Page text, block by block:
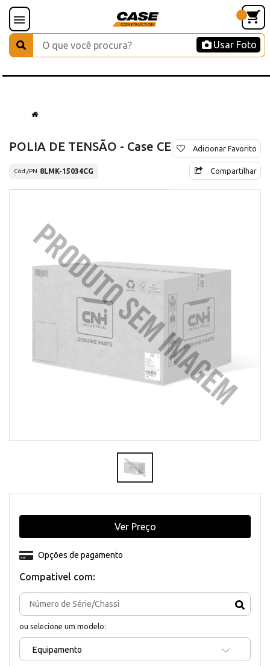
Usar Foto
POLIA DE TENSÃO - Case CE
Cód./PN 8LMK-15034CG
Adicionar Favorito
Compartilhar
Compativel com:
ou selecione um modelo:
Equipamento
Opções de pagamento
Ver Preço